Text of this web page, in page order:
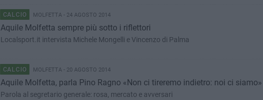
CALCIO MOLFETTA - 24 AGOSTO 2014
Aquile Molfetta sempre più sotto i riflettori
Localsport.it intervista Michele Mongelli e Vincenzo di Palma
CALCIO MOLFETTA - 20 AGOSTO 2014
Aquile Molfetta, parla Pino Ragno «Non ci tireremo indietro: noi ci siamo»
Parola al segretario generale: rosa, mercato e avversari